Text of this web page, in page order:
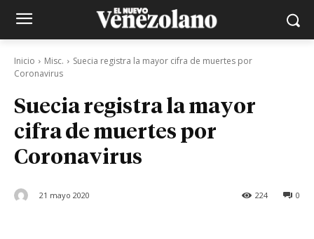
Inicio Misc.
Suecia registra la mayor cifra de muertes por
Coronavirus
Suecia registra la mayor
cifra de muertes por
Coronavirus
21 mayo 2020 0
224